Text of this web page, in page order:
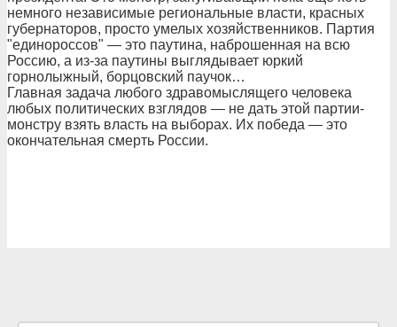
немного независимые региональные власти, красных
губернаторов, просто умелых хозяйственников. Партия
"единороссов" — это паутина, наброшенная на всю
Россию, а из-за паутины выглядывает юркий
горнолыжный, борцовский паучок…
Главная задача любого здравомыслящего человека
любых политических взглядов — не дать этой партии-
монстру взять власть на выборах. Их победа — это
окончательная смерть России.